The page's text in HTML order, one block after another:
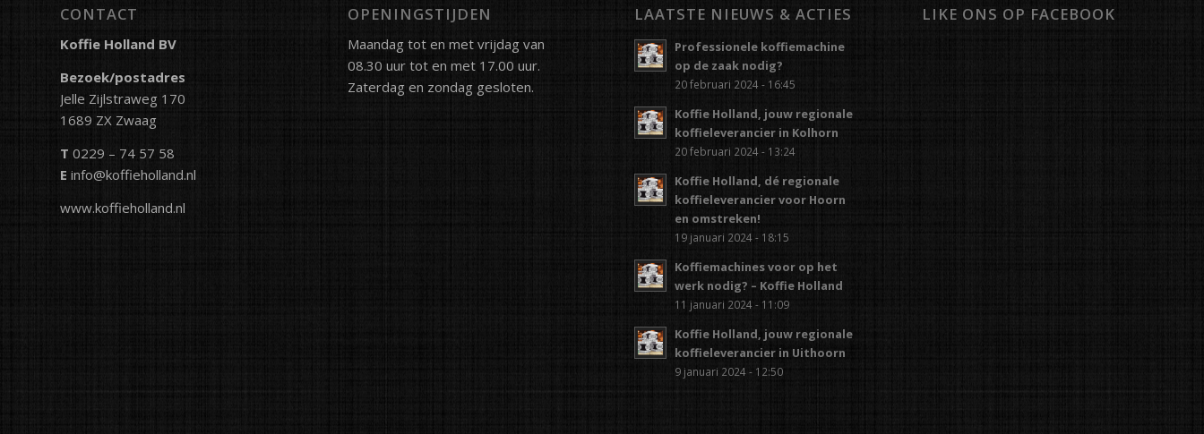
CONTACT
Koffie Holland BV
Bezoek/postadres
Jelle Zijlstraweg 170
1689 ZX Zwaag
T 0229 – 74 57 58
E info@koffieholland.nl
www.koffieholland.nl
OPENINGSTIJDEN
Maandag tot en met vrijdag van
08.30 uur tot en met 17.00 uur.
Zaterdag en zondag gesloten.
LAATSTE NIEUWS & ACTIES
Professionele koffiemachine
op de zaak nodig?
20 februari 2024 - 16:45
Koffie Holland, jouw regionale
koffieleverancier in Kolhorn
20 februari 2024 - 13:24
Koffie Holland, dé regionale
koffieleverancier voor Hoorn
en omstreken!
19 januari 2024 - 18:15
Koffiemachines voor op het
werk nodig? – Koffie Holland
11 januari 2024 - 11:09
Koffie Holland, jouw regionale
koffieleverancier in Uithoorn
9 januari 2024 - 12:50
LIKE ONS OP FACEBOOK